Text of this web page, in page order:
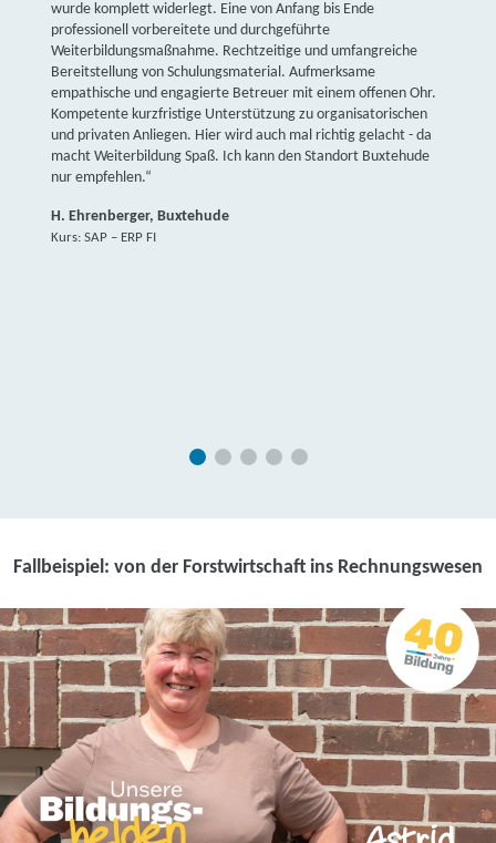
wurde komplett widerlegt. Eine von Anfang bis Ende
professionell vorbereitete und durchgeführte
Weiterbildungsmaßnahme. Rechtzeitige und umfangreiche
Bereitstellung von Schulungsmaterial. Aufmerksame
empathische und engagierte Betreuer mit einem offenen Ohr.
Kompetente kurzfristige Unterstützung zu organisatorischen
und privaten Anliegen. Hier wird auch mal richtig gelacht - da
macht Weiterbildung Spaß. Ich kann den Standort Buxtehude
nur empfehlen.“
H. Ehrenberger, Buxtehude
Kurs: SAP – ERP FI
Fallbeispiel: von der Forstwirtschaft ins Rechnungswesen